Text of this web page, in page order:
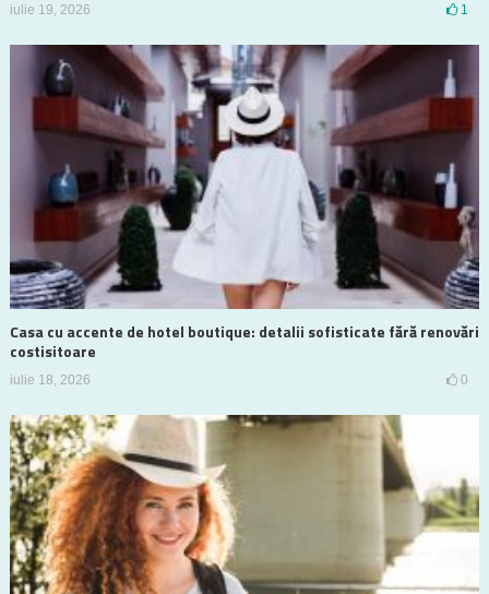
iulie 19, 2026 1
Casa cu accente de hotel boutique: detalii sofisticate fără renovări
costisitoare
iulie 18, 2026 0